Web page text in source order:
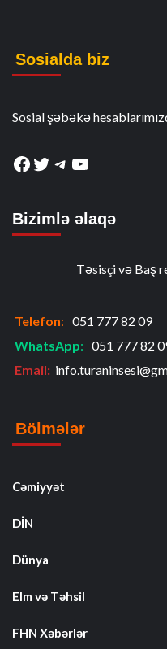
Sosialda biz
Sosial şəbəkə
Facebook
Twitter
Telegram
YouTube
Bizimlə əlaqə
Təsisçi və Baş
Telefon: 051 777 82 09
WhatsApp: 051 777 82
Email:
Bölmələr
Cəmiyyət
DİN
Dünya
Elm və Təhsil
FHN Xəbərlər